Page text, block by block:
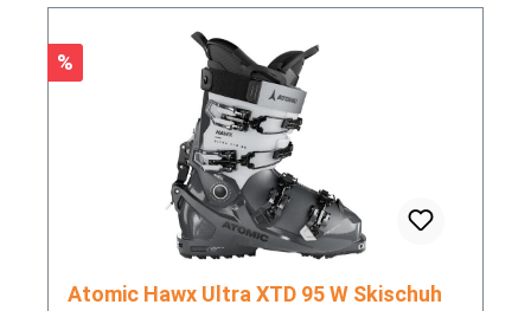
Rabatt
%
Atomic Hawx Ultra XTD 95 W Skischuh